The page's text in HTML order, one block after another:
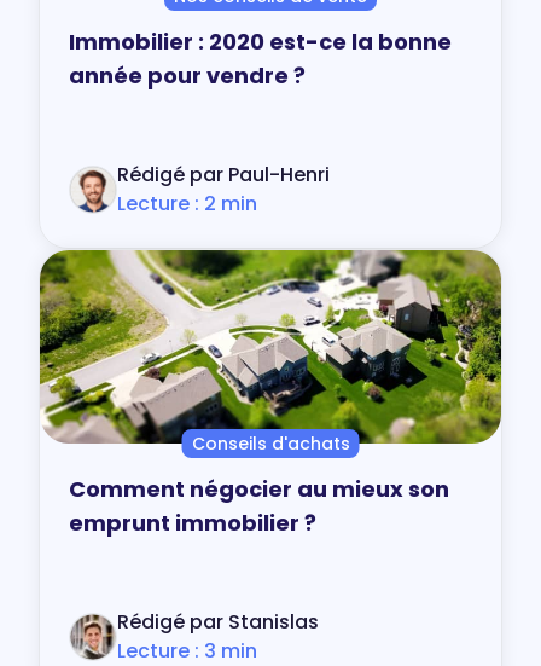
Immobilier : 2020 est-ce la bonne
année pour vendre ?
Rédigé par Paul-Henri
Lecture : 2 min
Conseils d'achats
Comment négocier au mieux son
emprunt immobilier ?
Rédigé par Stanislas
Lecture : 3 min